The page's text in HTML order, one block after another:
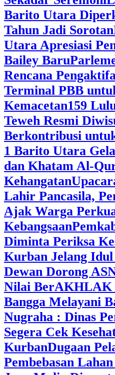
Barito Utara
Tahun Jadi Sorotan
Utara Apresiasi
Bailey Baru
Rencana
Terminal PBB
Kemacetan159
Teweh Resmi
Berkontribusi
1 Barito Utara
dan Khatam Al-
Kehangatan
Lahir Pancasila,
Ajak Warga
Kebangsaan
Diminta Periksa
Kurban Jelang
Dewan Dorong
Nilai BerAKHLAK
Bangga Melayani
Nugraha : Dinas
Segera Cek
KurbanDugaan
Pembebasan